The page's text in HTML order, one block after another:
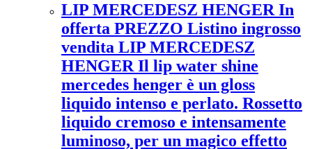
LIP MERCEDESZ HENGER In
offerta PREZZO Listino ingrosso
vendita LIP MERCEDESZ
HENGER Il lip water shine
mercedes henger è un gloss
liquido intenso e perlato. Rossetto
liquido cremoso e intensamente
luminoso, per un magico effetto